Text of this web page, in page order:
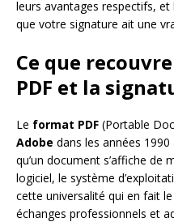
leurs avantages respectifs,
que votre signature ait une
Ce que
PDF et la
Le format PDF (Portable
Adobe dans les années
qu’un document s’affiche de
logiciel, le système
cette universalité qui en fait
échanges professionnels et